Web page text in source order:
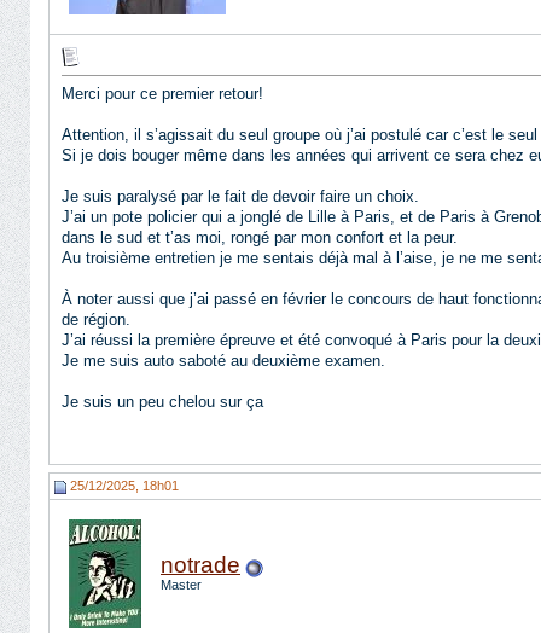
Merci pour ce premier retour!
Attention, il s’agissait du seul groupe où j’ai postulé car c’est le
Si je dois bouger même dans les années qui arrivent ce sera chez
Je suis paralysé par le fait de devoir faire un choix.
J’ai un pote policier qui a jonglé de Lille à Paris, et de Paris à
dans le sud et t’as moi, rongé par mon confort et la peur.
Au troisième entretien je me sentais déjà mal à l’aise, je ne me
À noter aussi que j’ai passé en février le concours de haut
de région.
J’ai réussi la première épreuve et été convoqué à Paris pour la
Je me suis auto saboté au deuxième examen.
Je suis un peu chelou sur ça
25/12/2025, 18h01
notrade
Master